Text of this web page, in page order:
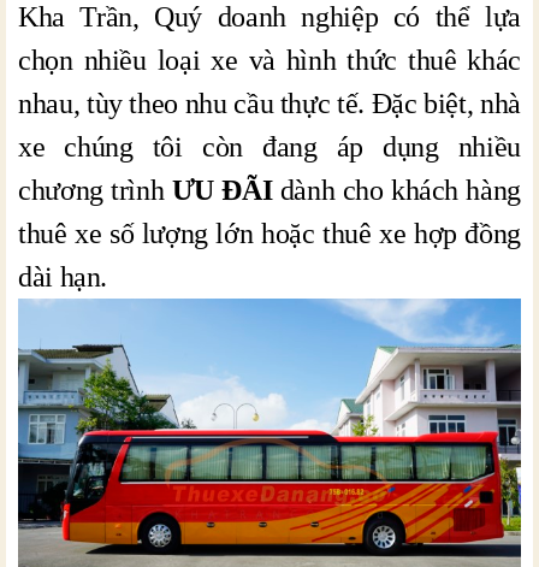
Kha Trần, Quý doanh nghiệp có thể lựa
chọn nhiều loại xe và hình thức thuê khác
nhau, tùy theo nhu cầu thực tế. Đặc biệt, nhà
xe chúng tôi còn đang áp dụng nhiều
chương trình ƯU ĐÃIdành cho khách hàng
thuê xe số lượng lớn hoặc thuê xe hợp đồng
dài hạn.